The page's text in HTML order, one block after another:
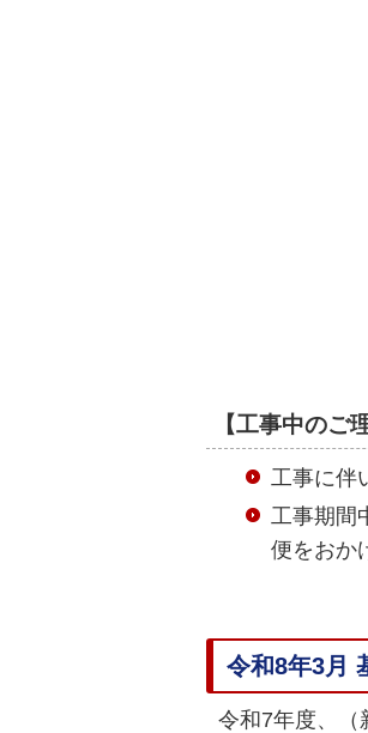
【工事中のご
工事に伴
工事期間
便をおか
令和8年3月
令和7年度、（